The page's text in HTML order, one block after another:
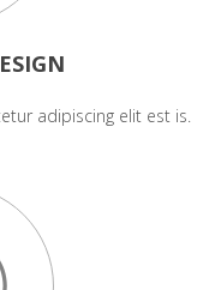
adipiscing elit est is.